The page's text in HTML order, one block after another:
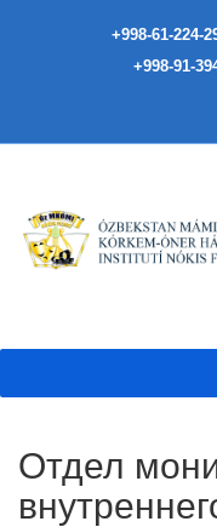
+998-61-224-
+998-91-
Отдел